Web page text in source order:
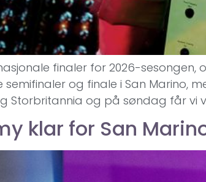
finaler for 2026-
og finale i San Marino,
Storbritannia og på søndag får vi
klar for San